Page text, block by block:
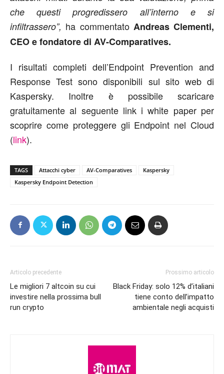
che questi progredissero all’interno e si
infiltrassero”, ha commentato Andreas Clementi,
CEO e fondatore di AV-Comparatives.
I risultati completi dell’Endpoint Prevention and
Response Test sono disponibili sul sito web di
Kaspersky. Inoltre è possibile scaricare
gratuitamente al seguente link i white paper per
scoprire come proteggere gli Endpoint nel Cloud
(link).
TAGS Attacchi cyber AV-Comparatives
Kaspersky
Kaspersky Endpoint Detection
Articolo precedente
Le migliori 7 altcoin su cui
investire nella prossima bull
run crypto
Prossimo articolo
Black Friday: solo 12% d’italiani
tiene conto dell’impatto
ambientale negli acquisti